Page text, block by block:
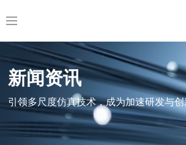
新闻资讯
引领多尺度仿真技术，成为加速研发与